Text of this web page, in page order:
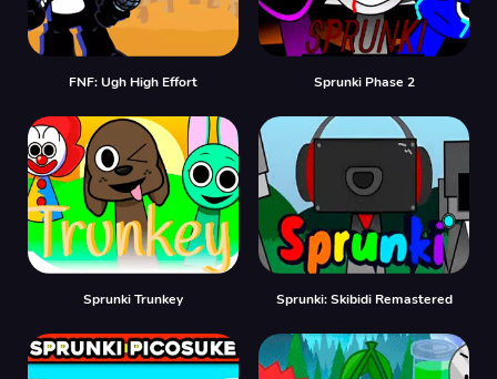
FNF: Ugh High Effort Sprunki Phase 2
Sprunki Trunkey Sprunki: Skibidi Remastered